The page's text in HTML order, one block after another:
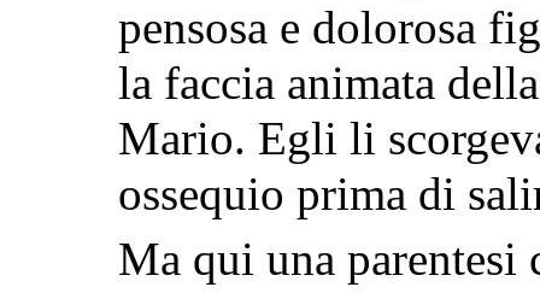
pensosa e dolorosa
la faccia animata
Mario. Egli li
ossequio prima di
Ma qui una parentesi